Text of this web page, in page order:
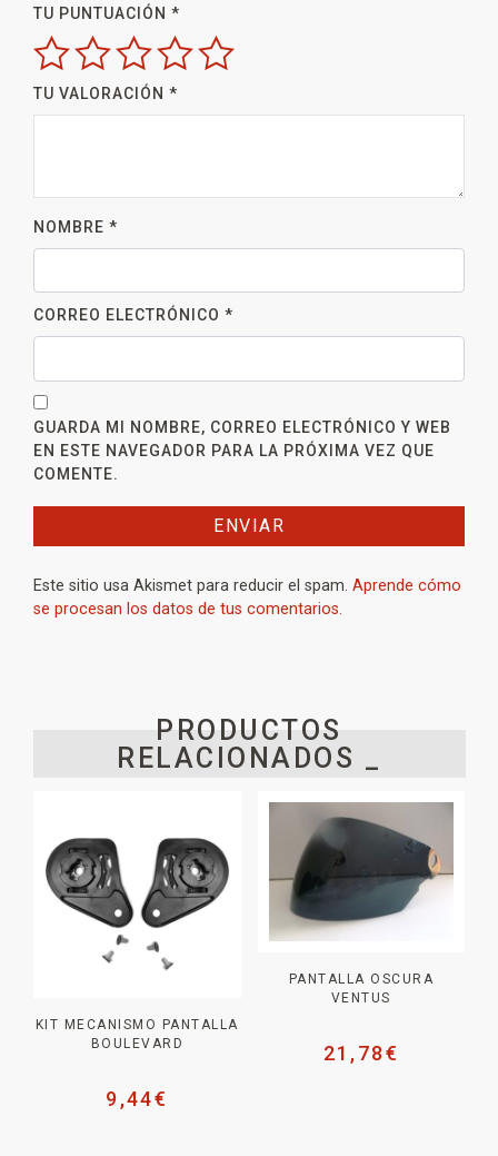
TU PUNTUACIÓN *
TU VALORACIÓN *
NOMBRE *
CORREO ELECTRÓNICO *
GUARDA MI NOMBRE, CORREO ELECTRÓNICO Y WEB
EN ESTE NAVEGADOR PARA LA PRÓXIMA VEZ QUE
COMENTE.
Este sitio usa Akismet para reducir el spam. Aprende cómo
se procesan los datos de tus comentarios.
PRODUCTOS
RELACIONADOS _
KIT MECANISMO PANTALLA
BOULEVARD
9,44€
PANTALLA OSCURA
VENTUS
21,78€